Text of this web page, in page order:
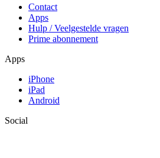
Contact
Apps
Hulp / Veelgestelde vragen
Prime abonnement
Apps
iPhone
iPad
Android
Social